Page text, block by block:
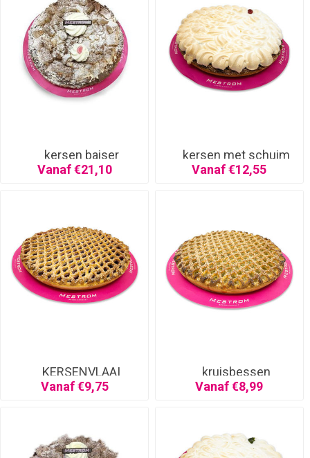
kersen baiser
Vanaf €21,10
kersen met schuim
Vanaf €12,55
KERSENVLAAI
Vanaf €9,75
kruisbessen
Vanaf €8,99